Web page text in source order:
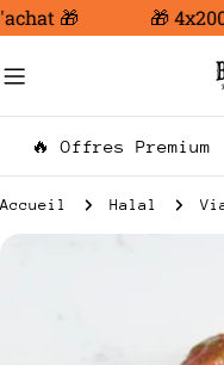
Aller
contenu
🎁 🎁
🔥 Offres Premium
Accueil Halal